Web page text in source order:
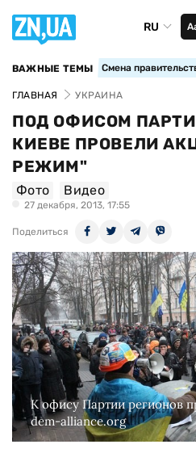
RU
ВАЖНЫЕ ТЕМЫ Смена
ГЛАВНАЯ УКРАИНА
ПОД ОФИСОМ
КИЕВЕ ПРОВЕЛИ
РЕЖИМ"
Фото Видео
27 декабря, 2013, 17:55
Поделиться
К офису Партии регионов
dem-alliance.org